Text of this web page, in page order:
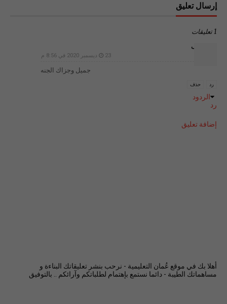
إرسال تعليق
1 تعليقات
غير معرف
23 ديسمبر 2020 في 8:56 م
جميل وجزاك الجنه
رد حذف
الردود
رد
إضافة تعليق
أهلا بك في موقع عُمان التعليمية - نرحب بنشر تعليقاتك البناءة و
مساهماتك الطيبة - دائما نستمع بإهتمام لطلباتكم وآرائكم .. بالتوفيق